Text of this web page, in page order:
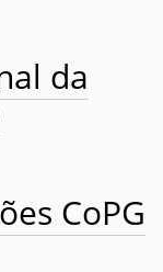
da
CoPG